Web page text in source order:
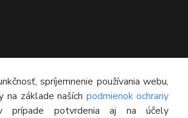
poradca
spríjemnenie používania webu,
na základe naších podmienok ochrany
potvrdenia aj na účely